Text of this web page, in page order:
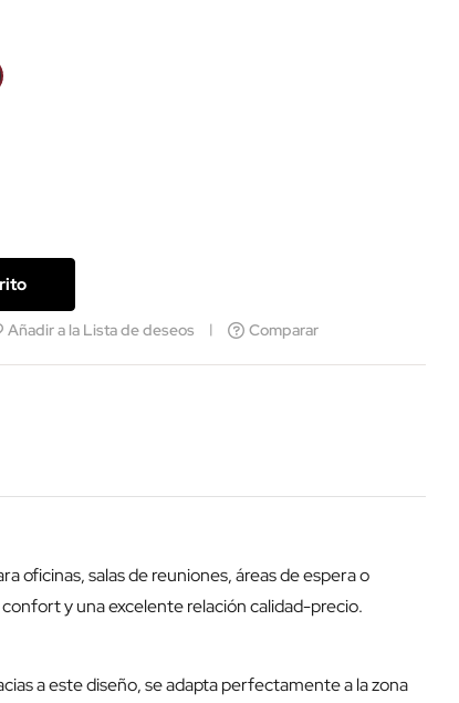
Añadir a la Lista de deseos Comparar
oficinas, salas de reuniones, áreas de espera o
y una excelente relación calidad-precio.
a este diseño, se adapta perfectamente a la zona